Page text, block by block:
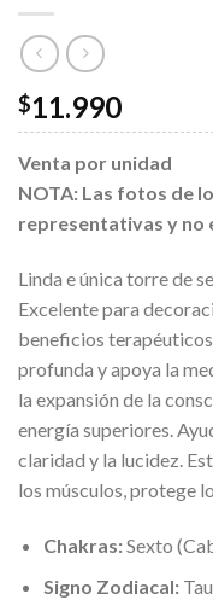
$11.990
Venta por unidad
NOTA: Las fotos de
representativas y no
Linda e única torre de
Excelente para
beneficios
profunda yapoya la
la expansión de la
energía superiores.
claridad y la lucidez.
los músculos, protege
Chakras:Sexto
Signo Zodiacal: